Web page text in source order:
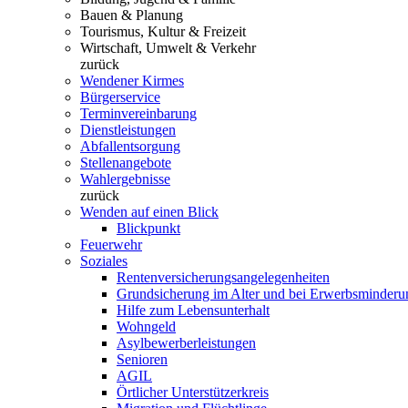
Bauen & Planung
Tourismus, Kultur & Freizeit
Wirtschaft, Umwelt & Verkehr
zurück
Wendener Kirmes
Bürgerservice
Terminvereinbarung
Dienstleistungen
Abfallentsorgung
Stellenangebote
Wahlergebnisse
zurück
Wenden auf einen Blick
Blickpunkt
Feuerwehr
Soziales
Rentenversicherungsangelegenheiten
Grundsicherung im Alter und bei
Hilfe zum Lebensunterhalt
Wohngeld
Asylbewerberleistungen
Senioren
AGIL
Örtlicher Unterstützerkreis